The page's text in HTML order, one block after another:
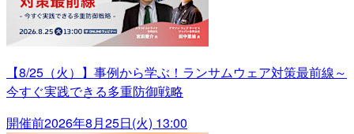
【8/25（火）】事例から学ぶ！ランサムウェア対策最前線～
今すぐ実践できる多重防御戦略
開催前2026年8月25日(火) 13:00